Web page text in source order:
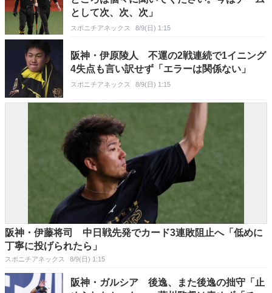
として次、次、次」
スポニチアネックス 8/9(日) 1:15
阪神・伊原陵人 不運の2戦連続で1イニング
4失点も言い訳せず「エラーは関係ない」
スポニチアネックス 8/9(日) 1:15
阪神・伊藤将司 中日戦先発でカード3連敗阻止へ「低めに
丁寧に投げられたら」
スポニチアネックス 8/9(日) 1:15
阪神・ガルシア 後逸、また後逸の拙守「止